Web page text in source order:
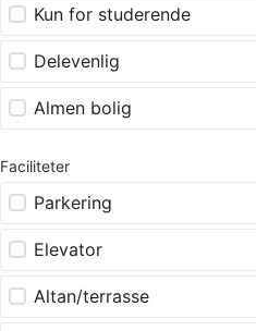
Kun for studerende
Delevenlig
Almen bolig
Faciliteter
Parkering
Elevator
Altan/terrasse